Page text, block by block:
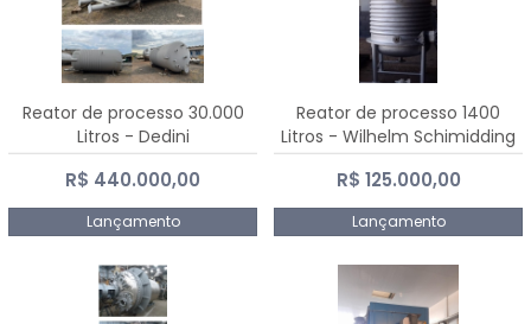
Reator de processo 30.000
Litros - Dedini
R$ 440.000,00
Lançamento
Reator de processo 1400
Litros - Wilhelm Schimidding
R$ 125.000,00
Lançamento